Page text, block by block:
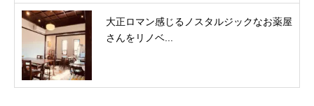
大正ロマン感じるノスタルジックなお薬屋
さんをリノベ...